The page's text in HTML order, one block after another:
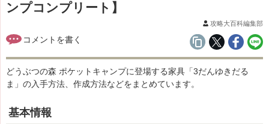
ンプコンプリート】
攻略大百科編集部
どうぶつの森 ポケットキャンプに登場する家具「3だんゆきだる
ま」の入手方法、作成方法などをまとめています。
基本情報